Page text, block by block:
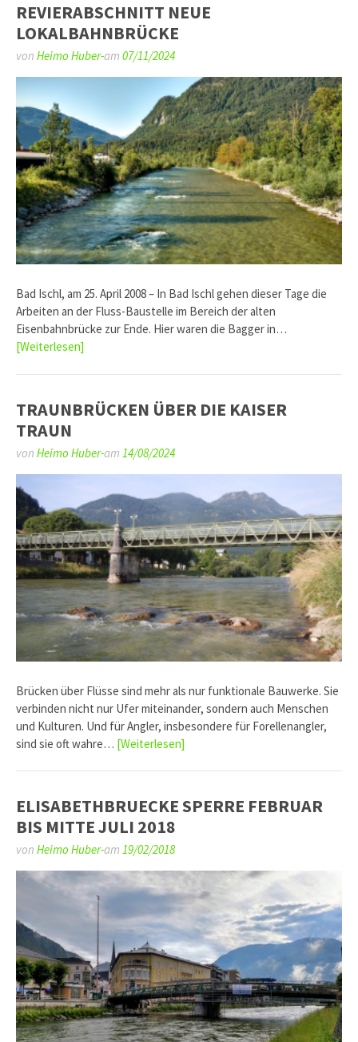
REVIERABSCHNITT NEUE
LOKALBAHNBRÜCKE
von Heimo Huber-am 07/11/2024
Bad Ischl, am 25. April 2008 – In Bad Ischl gehen dieser Tage die
Arbeiten an der Fluss-Baustelle im Bereich der alten
Eisenbahnbrücke zur Ende. Hier waren die Bagger in…
[Weiterlesen]
TRAUNBRÜCKEN ÜBER DIE KAISER
TRAUN
von Heimo Huber-am 14/08/2024
Brücken über Flüsse sind mehr als nur funktionale Bauwerke. Sie
verbinden nicht nur Ufer miteinander, sondern auch Menschen
und Kulturen. Und für Angler, insbesondere für Forellenangler,
sind sie oft wahre… [Weiterlesen]
ELISABETHBRUECKE SPERRE FEBRUAR
BIS MITTE JULI 2018
von Heimo Huber-am 19/02/2018